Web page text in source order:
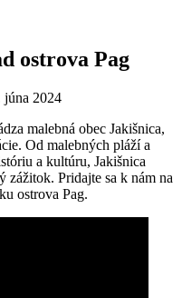
ostrova Pag
júna 2024
malebná obec Jakišnica,
Od malebných pláží a
a kultúru, Jakišnica
zážitok. Pridajte sa k nám na
ostrova Pag.